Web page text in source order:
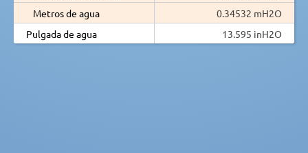
Metros de agua
0.34532 mH2O
Pulgada de agua
13.595 inH2O